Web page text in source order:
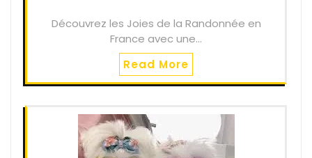
Découvrez les Joies de la Randonnée en
France avec une…
Read More